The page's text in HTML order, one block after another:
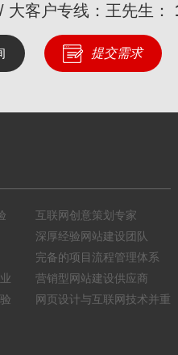
/ 大客户专线：王先生：
提交需求
互联网创意策划专家
深厚经验网站建设团队
完备的项目流程管理体系
营销型网站建设供应商
网页设计与互联网技术并重